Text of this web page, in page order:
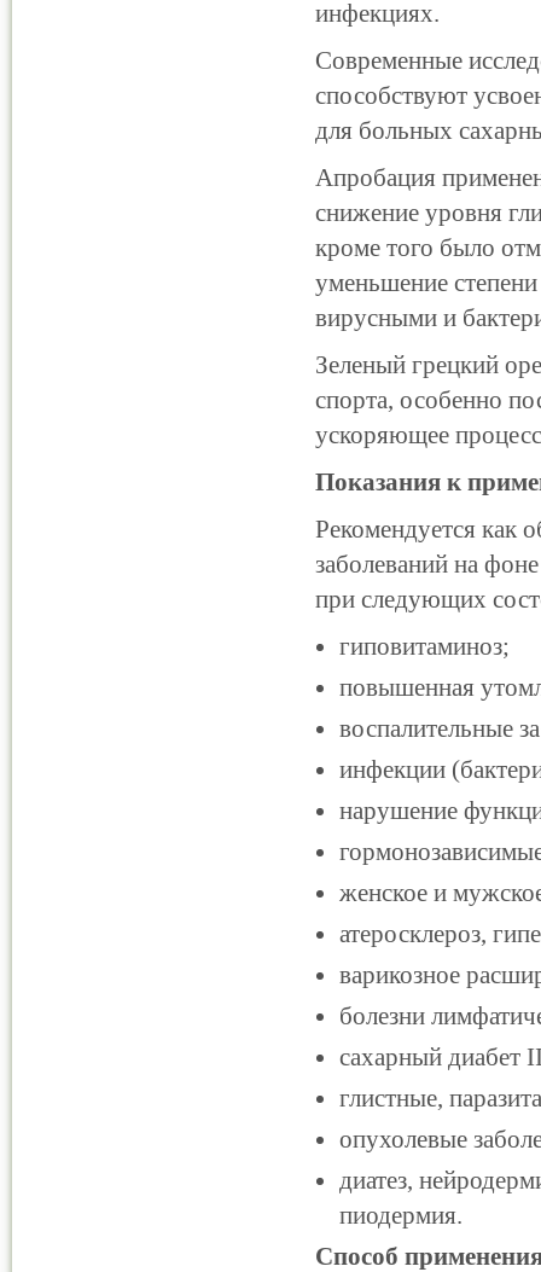
инфекциях.
Современные
способствуют
для больных
Апробация
снижение уровня
кроме того было
уменьшение степени
вирусными и
Зеленый грецкий
спорта, особенно
ускоряющее
Показания к
Рекомендуется как
заболеваний на
при следующих
гиповитаминоз;
повышенная
воспалительные
инфекции
нарушение
женское и
атеросклероз,
варикозное
болезни
сахарный диабет
глистные,
опухолевые
диатез,
пиодермия.
Способ